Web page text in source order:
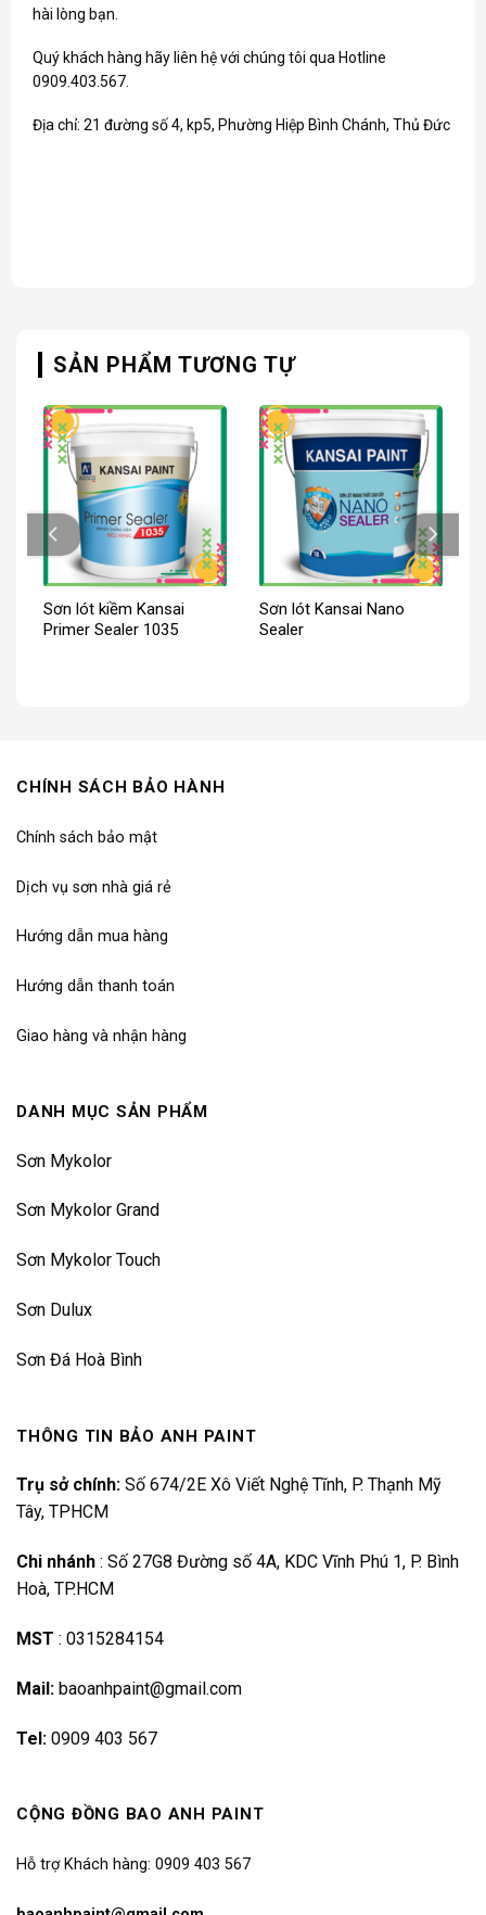
hài lòng bạn.
Quý khách hàng hãy liên hệ với chúng tôi qua Hotline
0909.403.567.
Địa chỉ: 21 đường số 4, kp5, Phường Hiệp Bình Chánh, Thủ Đức
SẢN PHẨM TƯƠNG TỰ
Sơn lót kiềm Kansai
Primer Sealer 1035
Sơn lót Kansai Nano
Sealer
CHÍNH SÁCH BẢO HÀNH
Chính sách bảo mật
Dịch vụ sơn nhà giá rẻ
Hướng dẫn mua hàng
Hướng dẫn thanh toán
Giao hàng và nhận hàng
DANH MỤC SẢN PHẨM
Sơn Mykolor
Sơn Mykolor Grand
Sơn Mykolor Touch
Sơn Dulux
Sơn Đá Hoà Bình
THÔNG TIN BẢO ANH PAINT
Trụ sở chính: Số 674/2E Xô Viết Nghệ Tĩnh, P. Thạnh Mỹ
Tây, TPHCM
Chi nhánh : Số 27G8 Đường số 4A, KDC Vĩnh Phú 1, P. Bình
Hoà, TP.HCM
MST : 0315284154
Mail: baoanhpaint@gmail.com
Tel: 0909 403 567
CỘNG ĐỒNG BAO ANH PAINT
Hỗ trợ Khách hàng: 0909 403 567